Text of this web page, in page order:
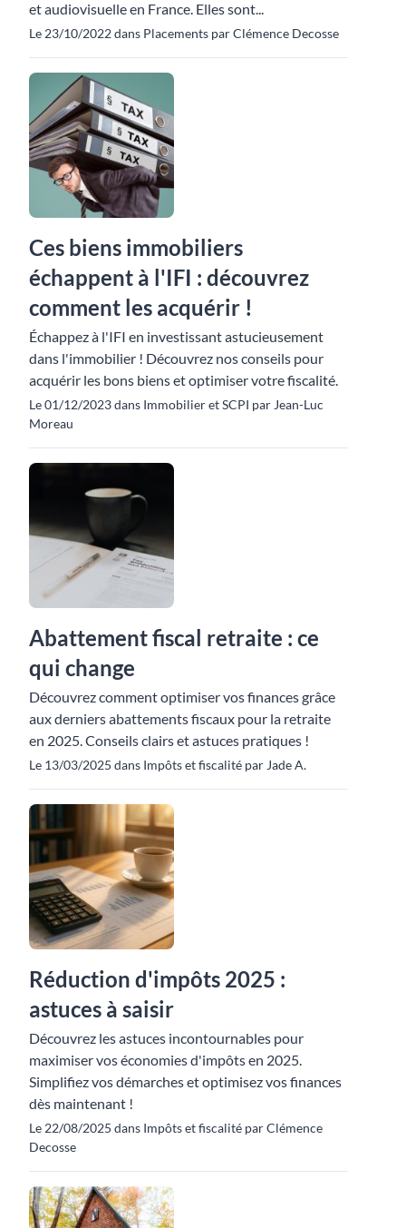
et audiovisuelle en France. Elles sont...
Le 23/10/2022 dans Placements par Clémence Decosse
Ces biens immobiliers
échappent à l'IFI : découvrez
comment les acquérir !
Échappez à l'IFI en investissant astucieusement
dans l'immobilier ! Découvrez nos conseils pour
acquérir les bons biens et optimiser votre fiscalité.
Le 01/12/2023 dans Immobilier et SCPI par Jean-Luc
Moreau
Abattement fiscal retraite : ce
qui change
Découvrez comment optimiser vos finances grâce
aux derniers abattements fiscaux pour la retraite
en 2025. Conseils clairs et astuces pratiques !
Le 13/03/2025 dans Impôts et fiscalité par Jade A.
Réduction d'impôts 2025 :
astuces à saisir
Découvrez les astuces incontournables pour
maximiser vos économies d'impôts en 2025.
Simplifiez vos démarches et optimisez vos finances
dès maintenant !
Le 22/08/2025 dans Impôts et fiscalité par Clémence
Decosse